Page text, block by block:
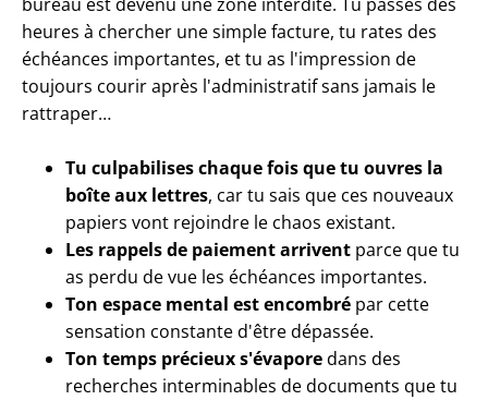
heures à chercher une simple facture, tu rates des
échéances importantes, et tu as l'impression de
toujours courir après l'administratif sans jamais le
rattraper…
Tu culpabilises chaque fois que tu ouvres la
boîte aux lettres, car tu sais que ces nouveaux
papiers vont rejoindre le chaos existant.
Les rappels de paiement arrivent parce que tu
as perdu de vue les échéances importantes.
Ton espace mental est encombré par cette
sensation constante d'être dépassée.
Ton temps précieux s'évaporedans des
recherches interminables de documents que tu